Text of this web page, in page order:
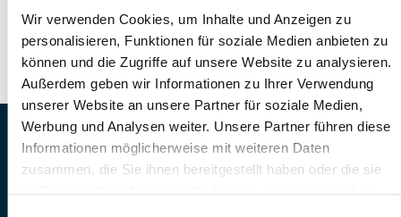
Wir verwenden Cookies, um Inhalte und Anzeigen zu
personalisieren, Funktionen für soziale Medien anbieten zu
können und die Zugriffe auf unsere Website zu analysieren.
Außerdem geben wir Informationen zu Ihrer Verwendung
unserer Website an unsere Partner für soziale Medien,
Werbung und Analysen weiter. Unsere Partner führen diese
Informationen möglicherweise mit weiteren Daten
zusammen, die Sie ihnen bereitgestellt haben oder die sie
E-Mail: info@mssports.ch
MS Sports AG • Sonnenrain 3b • CH-6221
Rickenbach